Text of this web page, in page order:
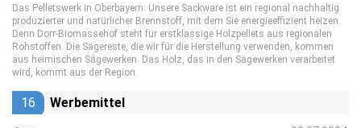
Das Pelletswerk in Oberbayern: Unsere Sackware ist ein regional nachhaltig
produzierter und natürlicher Brennstoff, mit dem Sie energieeffizient heizen.
Denn Dorr-Biomassehof steht für erstklassige Holzpellets aus regionalen
Rohstoffen. Die Sägereste, die wir für die Herstellung verwenden, kommen
aus heimischen Sägewerken. Das Holz, das in den Sägewerken verarbeitet
wird, kommt aus der Region.
16 Werbemittel